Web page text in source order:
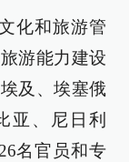
化和旅游管
游能力建设
及、埃塞俄
亚、尼日利
名官员和专